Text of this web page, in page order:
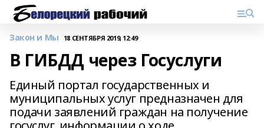
Закон и Мы 18 СЕНТЯБРЯ 2019, 12:49
В ГИБДД через Госуслуги
Единый портал государственных и
муниципальных услуг предназначен для
подачи заявлений граждан на получение